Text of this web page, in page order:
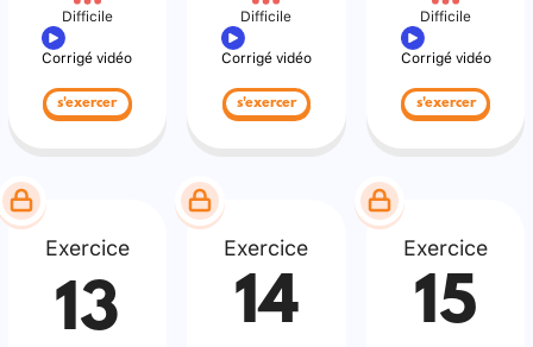
Difficile
Corrigé vidéo
s'exercer
Difficile
Corrigé vidéo
s'exercer
Difficile
Corrigé vidéo
s'exercer
Exercice
13
Exercice
14
Exercice
15